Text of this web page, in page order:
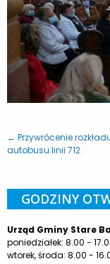
← Przywrócenie
autobusu linii 712
GODZINY
Urząd Gminy Stare
poniedziałek: 8.00 -
wtorek, środa: 8.00 -